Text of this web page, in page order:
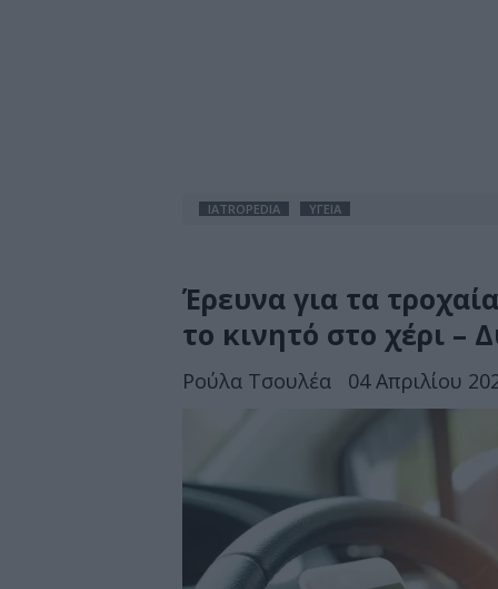
IATROPEDIA ΥΓΕΙΑ
Έρευνα για τα
το κινητό στο χέρι –
Ρούλα Τσουλέα 04 Απριλίου